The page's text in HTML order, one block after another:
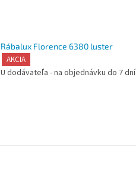
Rábalux Florence 6380 luster
AKCIA
U dodávateľa - na objednávku do 7 dní